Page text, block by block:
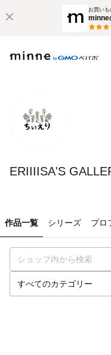
お買い
minne
ERIIIISA'S
作品一覧 シリーズ プロ